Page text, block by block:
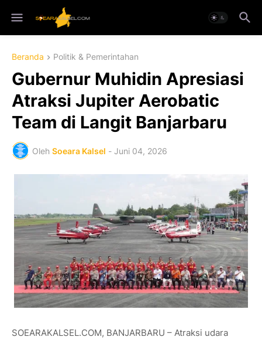
Beranda Politik & Pemerintahan
Gubernur Muhidin Apresiasi
Atraksi Jupiter Aerobatic
Team di Langit Banjarbaru
Oleh Soeara Kalsel - Juni 04, 2026
SOEARAKALSEL.COM, BANJARBARU – Atraksi udara